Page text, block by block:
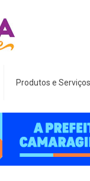
Produtos e Serviços